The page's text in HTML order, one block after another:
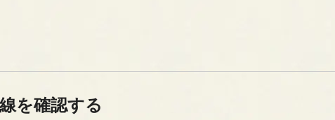
を確認する